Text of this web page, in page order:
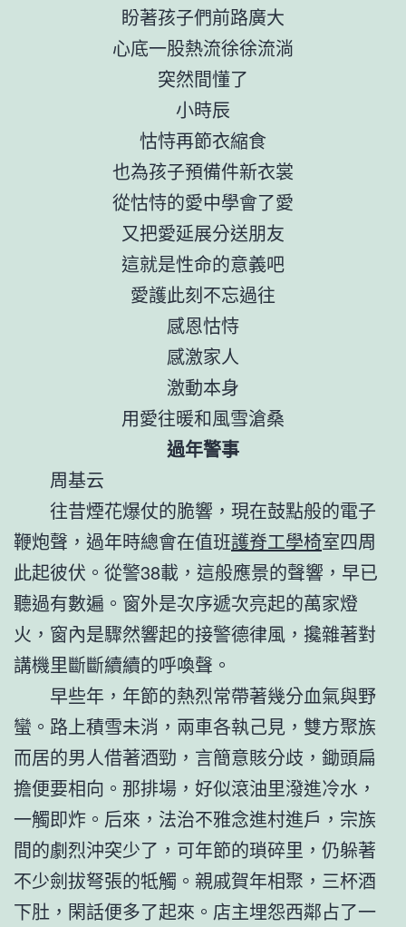
盼著孩子們前路廣大
心底一股熱流徐徐流淌
突然間懂了
小時辰
怙恃再節衣縮食
也為孩子預備件新衣裳
從怙恃的愛中學會了愛
又把愛延展分送朋友
這就是性命的意義吧
愛護此刻不忘過往
感恩怙恃
感激家人
激動本身
用愛往暖和風雪滄桑
過年警事
周基云
往昔煙花爆仗的脆響，現在鼓點般的電子
鞭炮聲，過年時總會在值班護脊工學椅室四周
此起彼伏。從警38載，這般應景的聲響，早已
聽過有數遍。窗外是次序遞次亮起的萬家燈
火，窗內是驟然響起的接警德律風，攙雜著對
講機里斷斷續續的呼喚聲。
早些年，年節的熱烈常帶著幾分血氣與野
蠻。路上積雪未消，兩車各執己見，雙方聚族
而居的男人借著酒勁，言簡意賅分歧，鋤頭扁
擔便要相向。那排場，好似滾油里潑進冷水，
一觸即炸。后來，法治不雅念進村進戶，宗族
間的劇烈沖突少了，可年節的瑣碎里，仍躲著
不少劍拔弩張的牴觸。親戚賀年相聚，三杯酒
下肚，閑話便多了起來。店主埋怨西鄰占了一